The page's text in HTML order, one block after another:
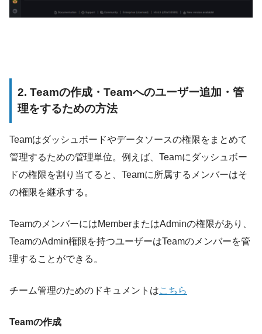
2. Teamの作成・Teamへのユーザー追加・管
理をするための方法
Teamはダッシュボードやデータソースの権限をまとめて
管理するための管理単位。例えば、Teamにダッシュボー
ドの権限を割り当てると、Teamに所属するメンバーはそ
の権限を継承する。
TeamのメンバーにはMemberまたはAdminの権限があり、
TeamのAdmin権限を持つユーザーはTeamのメンバーを管
理することができる。
チーム管理のためのドキュメントはこちら
Teamの作成